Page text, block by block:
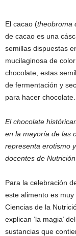
El cacao (theobroma
de cacao es una
semillas dispuestas
mucilaginosa de
chocolate, estas
de fermentación y
para hacer chocolate.
El chocolate
en la mayoría de las
representa erotismo
docentes de
Para la celebración
este alimento es
Ciencias de la
explican ‘la magia’
sustancias que